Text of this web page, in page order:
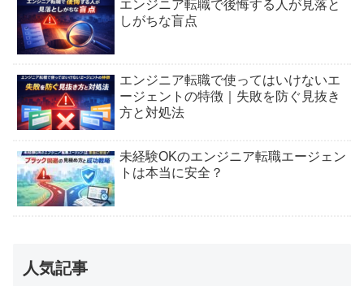
エンジニア転職で後悔する人が見落と
しがちな盲点
エンジニア転職で使ってはいけないエ
ージェントの特徴｜失敗を防ぐ見抜き
方と対処法
未経験OKのエンジニア転職エージェン
トは本当に安全？
人気記事